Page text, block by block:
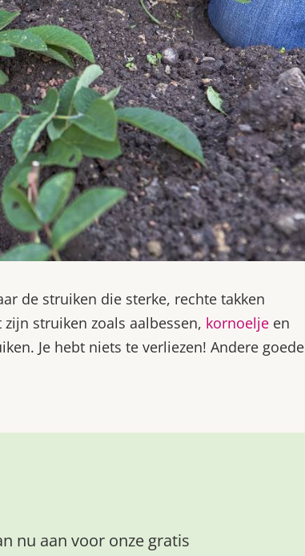
de struiken die sterke, rechte takken
struiken zoals aalbessen, kornoelje en
Je hebt niets te verliezen! Andere goede
nu aan voor onze gratis